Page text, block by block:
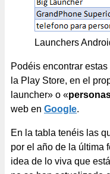
Launchers
Podéis encontrar estas
la Play Store, en el
launcher» o «
web en Google.
En la tabla tenéis las
por el año de la última
idea de lo viva que